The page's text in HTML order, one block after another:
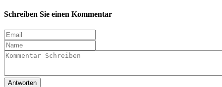
Schreiben Sie einen Kommentar
Antworten